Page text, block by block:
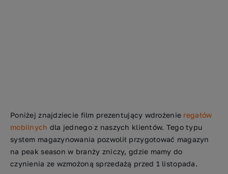
Poniżej znajdziecie film prezentujący wdrożenie regałów
mobilnych dla jednego z naszych klientów. Tego typu
system magazynowania pozwolił przygotować magazyn
na peak season w branży zniczy, gdzie mamy do
czynienia ze wzmożoną sprzedażą przed 1 listopada.